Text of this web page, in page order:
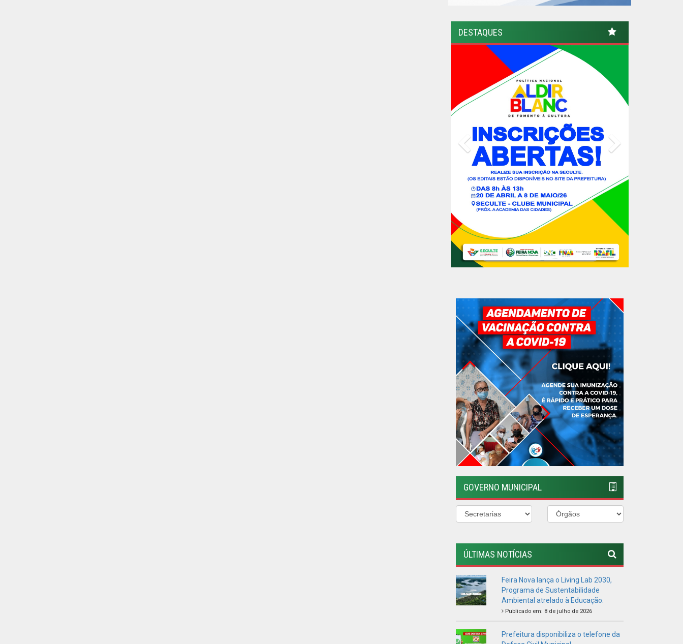
DESTAQUES
Previous
GOVERNO MUNICIPAL
ÚLTIMAS NOTÍCIAS
Feira Nova lança o Living Lab 2030,
Programa de Sustentabilidade
Ambiental atrelado à Educação.
Publicado em: 8 de julho de 2026
Prefeitura disponibiliza o telefone da
Defesa Civil Municipal
Publicado em: 2 de maio de 2026
MOSQUITO
Publicado em: 5 de janeiro de 2026
VISITE A FEIRA AGROECOLÓGICA
Publicado em: 4 de janeiro de 2026
FEIRANOVENSE.